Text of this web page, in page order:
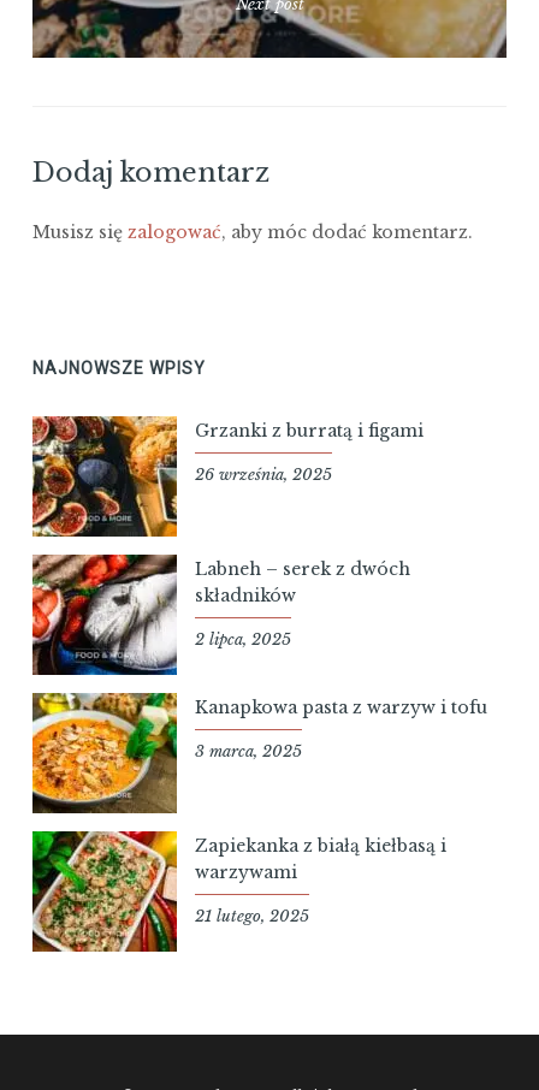
Dodaj komentarz
Musisz się zalogować, aby móc dodać komentarz.
NAJNOWSZE WPISY
Grzanki z burratą i figami
26 września, 2025
Labneh – serek z dwóch
składników
2 lipca, 2025
Kanapkowa pasta z warzyw i tofu
3 marca, 2025
Zapiekanka z białą kiełbasą i
warzywami
21 lutego, 2025